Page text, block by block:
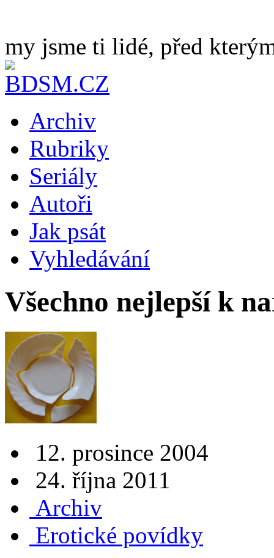
my jsme ti lidé, před
Archiv
Rubriky
Seriály
Autoři
Jak psát
Vyhledávání
Všechno nejlepší k
12. prosince 2004
24. října 2011
Archiv
Erotické povídky